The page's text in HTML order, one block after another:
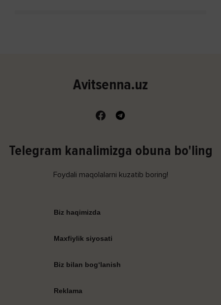
Avitsenna.uz
Telegram kanalimizga obuna bo'ling
Foydali maqolalarni kuzatib boring!
Biz haqimizda
Maxfiylik siyosati
Biz bilan bog‘lanish
Reklama